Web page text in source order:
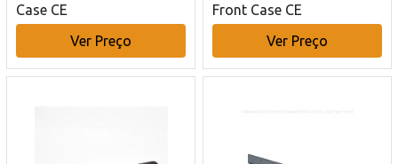
Case CE
Ver Preço
Front Case CE
Ver Preço